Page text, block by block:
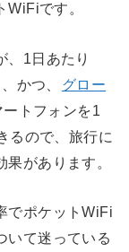
です。
、1日あたり
かつ、
グロー
トフォンを1
るので、旅行に
があります。
でポケットWiFi
いて迷っている